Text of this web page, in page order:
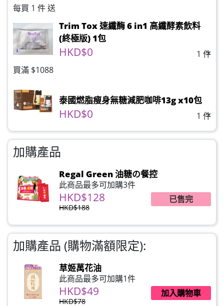
每買 1 件 送
1 件
Trim Tox 速纖酶 6 in1 高纖酵素飲料
(終極版) 1包
HKD$0
×
買滿 $1088
1 件
泰國燃脂瘦身無糖減肥咖啡13g x10包
HKD$0 ×
加購產品
Regal Green 油糖の餐控
此商品最多可加購3件
HKD$128
HKD$188
已售完
加購產品 (購物滿額限定):
草姬萬花油
此商品最多可加購1件
HKD$49
HKD$78
加入購物車